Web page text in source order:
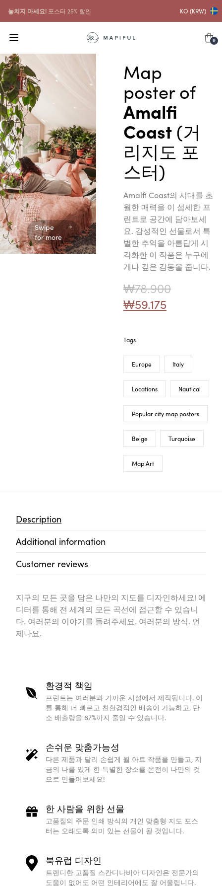
놓치지 마세요! 포스터 25% 할인 KO (KRW)
0
Swipe
for more
Map
poster of
Amalfi
Coast(거
리지도 포
스터)
Amalfi Coast의 시대를 초
월한 매력을 이 섬세한 프
린트로 공간에 담아보세
요. 감성적인 선물로서 특
별한 추억을 아름답게 시
각화한 이 작품은 누구에
게나 깊은 감동을 줍니다.
₩78.900
₩59.175
Tags
Europe Italy
Locations Nautical
Popular city map posters
Beige Turquoise
Map Art
Description
Additional information
Customer reviews
지구의 모든 곳을 담은 나만의 지도를 디자인하세요! 에
디터를 통해 전 세계의 모든 곡선에 접근할 수 있습니
다. 여러분의 이야기를 들려주세요. 여러분의 방식. 언
제나요.
환경적 책임
프린트는 여러분과 가까운 시설에서 제작됩니다. 이
를 통해 더 빠르고 친환경적인 배송이 가능하고, 탄
소 배출량을 67%까지 줄일 수 있습니다.
손쉬운 맞춤가능성
다른 제품과 달리 손쉽게 월 아트 작품을 만들고, 지
금의 나를 있게 한 특별한 장소를 온전히 나만의 것
으로 만들어보세요!
한 사람을 위한 선물
고품질의 주문 인쇄 방식의 개인 맞춤형 지도 포스
터는 오래도록 의미 있는 선물이 될 것입니다.
북유럽 디자인
트렌디한 고품질 스칸디나비아 디자인은 전문가의
도움이 없어도 어떤 인테리어에도 잘 어울립니다.